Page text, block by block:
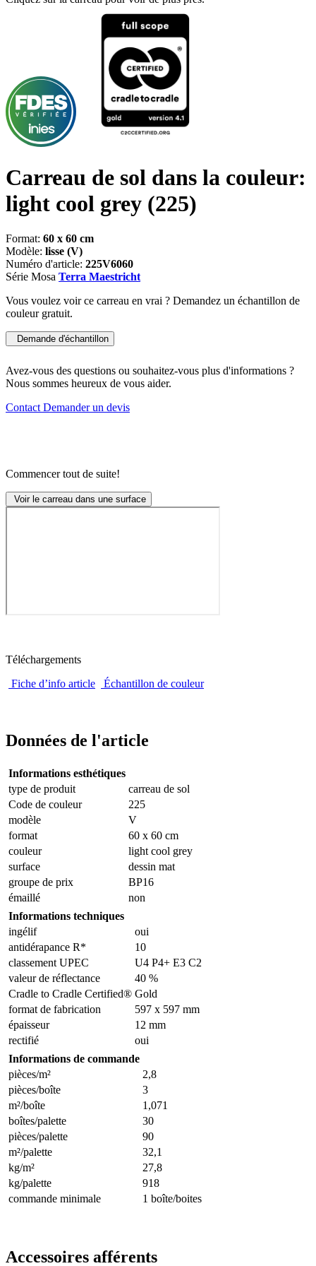
Carreau de sol dans la couleur:
light cool grey (225)
Format: 60 x 60 cm
Modèle: lisse (V)
Numéro d'article: 225V6060
Série Mosa Terra Maestricht
Vous voulez voir ce carreau en vrai ? Demandez un échantillon de
couleur gratuit.
Demande d'échantillon
Avez-vous des questions ou souhaitez-vous plus d'informations ?
Nous sommes heureux de vous aider.
Contact Demander un devis
Commencer tout de suite!
Voir le carreau dans une surface
Téléchargements
Fiche d’info article
Échantillon de couleur
Données de l'article
Informations esthétiques
type de produit
carreau de sol
Code de couleur
225
modèle
V
format
60 x 60 cm
couleur
light cool grey
surface
dessin mat
groupe de prix
BP16
émaillé
non
Informations techniques
ingélif
oui
antidérapance R*
10
classement UPEC
U4 P4+ E3 C2
valeur de réflectance
40 %
Cradle to Cradle Certified® Gold
format de fabrication
597 x 597 mm
épaisseur
12 mm
rectifié
oui
Informations de commande
pièces/m²
2,8
pièces/boîte
3
m²/boîte
1,071
boîtes/palette
30
pièces/palette
90
m²/palette
32,1
kg/m²
27,8
kg/palette
918
commande minimale
1 boîte/boites
Accessoires afférents